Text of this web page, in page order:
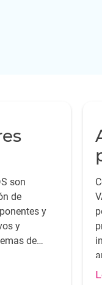
son
de
y
y
de